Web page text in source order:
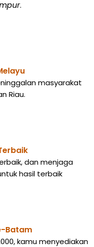
.
masyarakat
Riau.
dan menjaga
hasil terbaik
Batam
kamu menyediakan